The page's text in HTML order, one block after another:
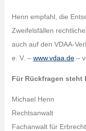
Henn empfahl, die
Zweifelsfällen
auch auf den VDAA-
e. V. – www.vdaa.de–
Für Rückfragen steht
Michael Henn
Rechtsanwalt
Fachanwalt für Erbrecht